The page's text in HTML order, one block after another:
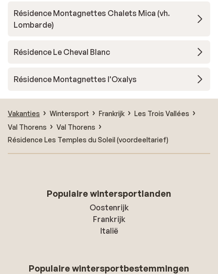
Résidence Montagnettes Chalets Mica (vh.
Lombarde)
Résidence Le Cheval Blanc
Résidence Montagnettes l'Oxalys
Vakanties Wintersport Frankrijk
Les Trois Vallées
Val Thorens
Val Thorens
Résidence Les Temples du Soleil (voordeeltarief)
Populaire wintersportlanden
Oostenrijk
Frankrijk
Italië
Populaire wintersportbestemmingen